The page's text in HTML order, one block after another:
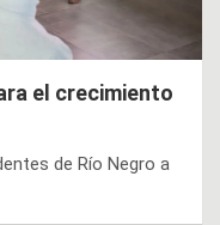
el crecimiento
de Río Negro a